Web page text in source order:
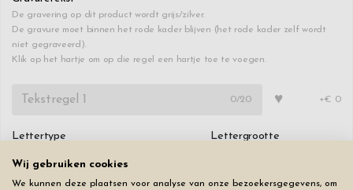
De gravering op dit product wordt grijs/zilver.
De gravure moet binnen het rode kader blijven (het rode kader zelf wordt
niet gegraveerd).
Klik op het hartje om op die regel een hartje toe te voegen.
0/20 ♥ +€ 0
Lettertype Lettergrootte
Wij gebruiken cookies
We kunnen deze plaatsen voor analyse van onze bezoekersgegevens, om